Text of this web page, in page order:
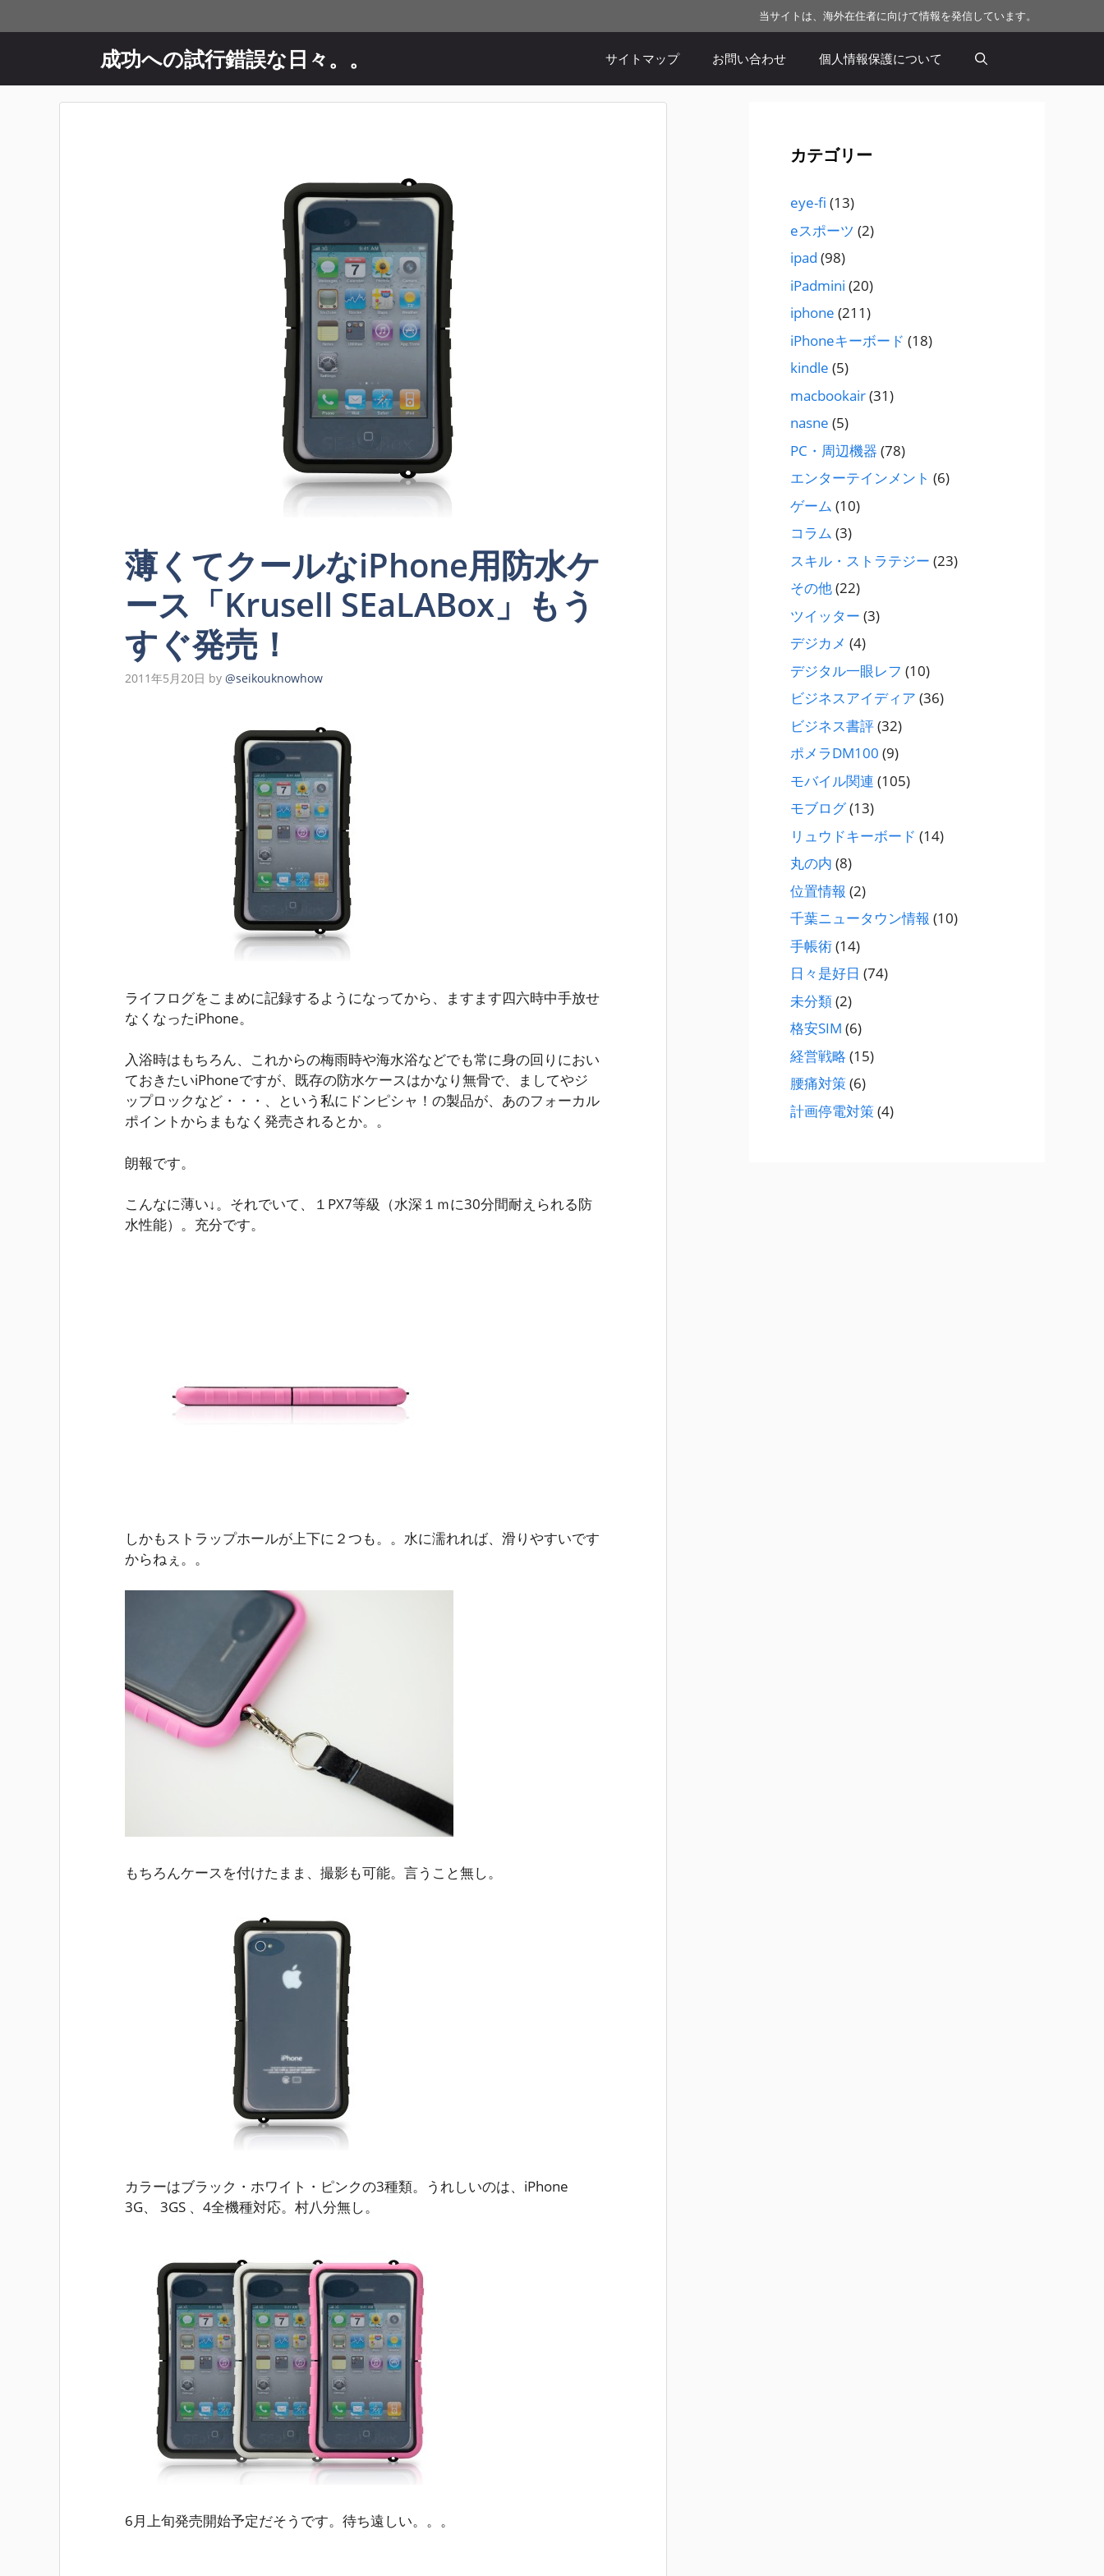
ン
ツ
当サイトは、海外在住者に向けて情報を発信しています。
成功への試行錯誤な日々。。 サイトマップ お問い合わせ 個人情報保護について
薄くてクールなiPhone用防水ケ
ース「Krusell SEaLABox」もう
すぐ発売！
2011年5月20日 by @seikouknowhow
ライフログをこまめに記録するようになってから、ますます四六時中手放せ
なくなったiPhone。
入浴時はもちろん、これからの梅雨時や海水浴などでも常に身の回りにおい
ておきたいiPhoneですが、既存の防水ケースはかなり無骨で、ましてやジ
ップロックなど・・・、という私にドンピシャ！の製品が、あのフォーカル
ポイントからまもなく発売されるとか。。
朗報です。
こんなに薄い↓。それでいて、１PX7等級（水深１ｍに30分間耐えられる防
水性能）。充分です。
しかもストラップホールが上下に２つも。。水に濡れれば、滑りやすいです
からねぇ。。
もちろんケースを付けたまま、撮影も可能。言うこと無し。
カラーはブラック・ホワイト・ピンクの3種類。うれしいのは、iPhone
3G、 3GS 、4全機種対応。村八分無し。
6月上旬発売開始予定だそうです。待ち遠しい。。。
カテゴリー
eye-fi (13)
eスポーツ (2)
ipad (98)
iPadmini (20)
iphone (211)
iPhoneキーボード (18)
kindle (5)
macbookair(31)
nasne (5)
PC・周辺機器 (78)
エンターテインメント (6)
ゲーム (10)
コラム (3)
スキル・ストラテジー (23)
その他(22)
ツイッター (3)
デジカメ (4)
デジタル一眼レフ (10)
ビジネスアイディア (36)
ビジネス書評(32)
ポメラDM100 (9)
モバイル関連 (105)
モブログ(13)
リュウドキーボード (14)
丸の内 (8)
位置情報 (2)
千葉ニュータウン情報 (10)
手帳術(14)
日々是好日 (74)
未分類(2)
格安SIM (6)
経営戦略 (15)
腰痛対策 (6)
計画停電対策 (4)